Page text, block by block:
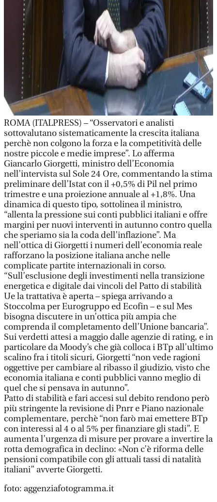
ROMA (ITALPRESS) – “Osservatori e analisti
sottovalutano sistematicamente la crescita italiana
perchè non colgono la forza e la competitività delle
nostre piccole e medie imprese”. Lo afferma
Giancarlo Giorgetti, ministro dell’Economia
nell’intervista sul Sole 24 Ore, commentando la stima
preliminare dell’Istat con il +0,5% di Pil nel primo
trimestre e una proiezione annuale al +1,8%. Una
dinamica di questo tipo, sottolinea il ministro,
“allenta la pressione sui conti pubblici italiani e offre
margini per nuovi interventi in autunno contro quella
che speriamo sia la coda dell’inflazione”. Ma
nell’ottica di Giorgetti i numeri dell’economia reale
rafforzano la posizione italiana anche nelle
complicate partite internazionali in corso.
“Sull’esclusione degli investimenti nella transizione
energetica e digitale dai vincoli del Patto di stabilità
Ue la trattativa è aperta – spiega arrivando a
Stoccolma per Eurogruppo ed Ecofin – e sul Mes
bisogna discutere in un’ottica più ampia che
comprenda il completamento dell’Unione bancaria”.
Sui verdetti attesi a maggio dalle agenzie di rating, e in
particolare da Moody’s che già colloca i BTp all’ultimo
scalino fra i titoli sicuri, Giorgetti “non vede ragioni
oggettive per cambiare al ribasso il giudizio, visto che
economia italiana e conti pubblici vanno meglio di
quel che si pensava in autunno”.
Patto di stabilità e fari accesi sul debito rendono però
più stringente la revisione di Pnrr e Piano nazionale
complementare, perchè “non farò mai emettere BTp
con interessi al 4 o al 5% per finanziare gli stadi”. E
aumenta l’urgenza di misure per provare a invertire la
rotta demografica in declino: «Non c’è riforma delle
pensioni compatibile con gli attuali tassi di natalità
italiani” avverte Giorgetti.
foto: aggenziafotogramma.it